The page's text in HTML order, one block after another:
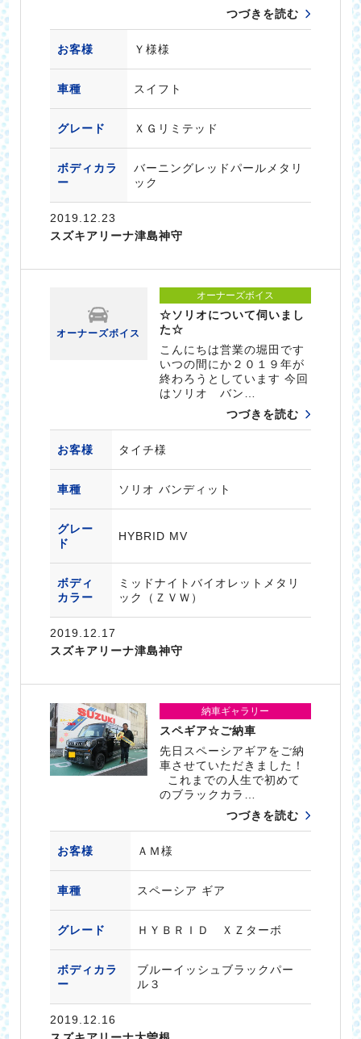
つづきを読む
お客様 Ｙ様様
車種 スイフト
グレード ＸＧリミテッド
ボディカラ
ー
バーニングレッドパールメタリ
ック
2019.12.23
スズキアリーナ津島神守
オーナーズボイス
オーナーズボイス
☆ソリオについて伺いまし
た☆
こんにちは営業の堀田です
いつの間にか２０１９年が
終わろうとしています 今回
はソリオ バン…
つづきを読む
お客様 タイチ様
車種 ソリオ バンディット
グレー
ド
HYBRID MV
ボディ
カラー
ミッドナイトバイオレットメタリ
ック（ＺＶＷ）
2019.12.17
スズキアリーナ津島神守
納車ギャラリー
スペギア☆ご納車
先日スペーシアギアをご納
車させていただきました！
これまでの人生で初めて
のブラックカラ…
つづきを読む
お客様 ＡＭ様
車種 スペーシア ギア
グレード ＨＹＢＲＩＤ ＸＺターボ
ボディカラ
ー
ブルーイッシュブラックパー
ル３
2019.12.16